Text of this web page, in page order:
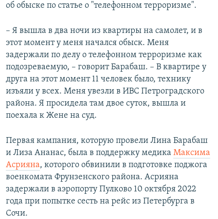
об обыске по статье о "телефонном терроризме".
– Я вышла в два ночи из квартиры на самолет, и в
этот момент у меня начался обыск. Меня
задержали по делу о телефонном терроризме как
подозреваемую, – говорит Барабаш. – В квартире у
друга на этот момент 11 человек было, технику
изъяли у всех. Меня увезли в ИВС Петроградского
района. Я просидела там двое суток, вышла и
поехала к Жене на суд.
Первая кампания, которую провели Лина Барабаш
и Лиза Ананас, была в поддержку медика Максима
Асрияна, которого обвинили в подготовке поджога
военкомата Фрунзенского района. Асрияна
задержали в аэропорту Пулково 10 октября 2022
года при попытке сесть на рейс из Петербурга в
Сочи.